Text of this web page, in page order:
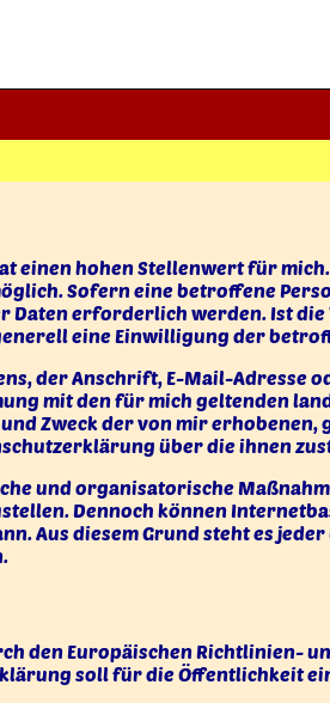
einen hohen Stellenwert für
Sofern eine betroffene
Daten erforderlich werden. Ist
eine Einwilligung der
der Anschrift, E-Mail-
mit den für mich geltenden
Zweck der von mir
über die ihnen
und organisatorische
Dennoch können
Aus diesem Grund steht es
den Europäischen Richtlinien-
soll für die Öffentlichkeit